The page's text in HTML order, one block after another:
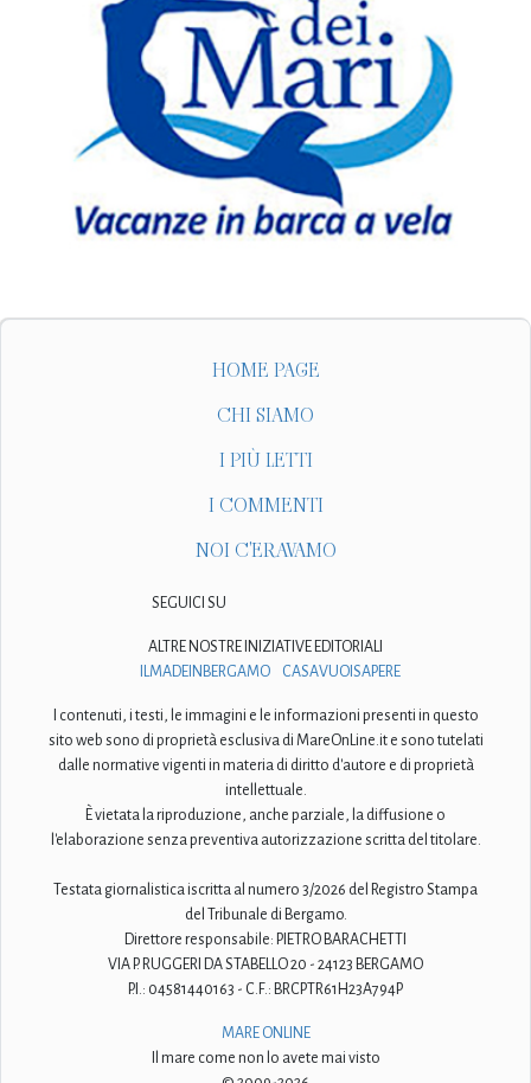
HOME PAGE
CHI SIAMO
I PIÙ LETTI
I COMMENTI
NOI C'ERAVAMO
SEGUICI SU
ALTRE NOSTRE INIZIATIVE EDITORIALI
ILMADEINBERGAMO
CASAVUOISAPERE
I contenuti, i testi, le immagini e le informazioni presenti in questo
sito web sono di proprietà esclusiva di MareOnLine.it e sono tutelati
dalle normative vigenti in materia di diritto d'autore e di proprietà
intellettuale.
È vietata la riproduzione, anche parziale, la diffusione o
l'elaborazione senza preventiva autorizzazione scritta del titolare.
Testata giornalistica iscritta al numero 3/2026 del Registro Stampa
del Tribunale di Bergamo.
Direttore responsabile: PIETRO BARACHETTI
VIA P. RUGGERI DA STABELLO 20 - 24123 BERGAMO
P.I.: 04581440163 - C.F.: BRCPTR61H23A794P
MARE ONLINE
Il mare come non lo avete mai visto